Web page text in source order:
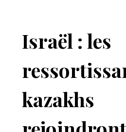
Israël : les
kazakhs